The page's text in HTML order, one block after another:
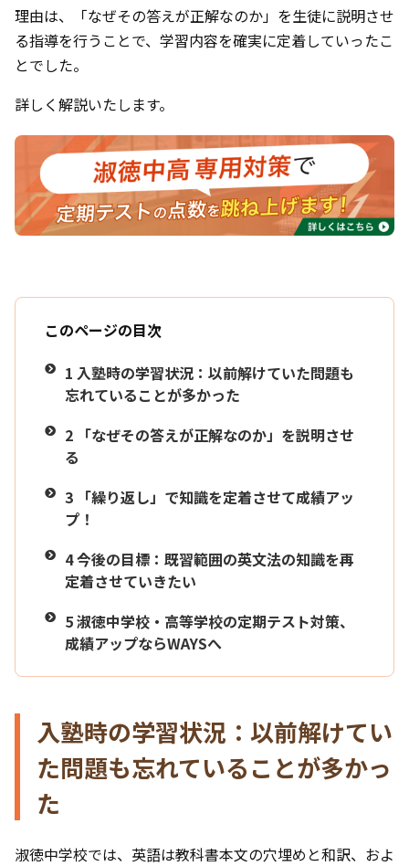
理由は、「なぜその答えが正解なのか」を生徒に説明させ
る指導を行うことで、学習内容を確実に定着していったこ
とでした。
詳しく解説いたします。
このページの目次
1 入塾時の学習状況：以前解けていた問題も
忘れていることが多かった
2 「なぜその答えが正解なのか」を説明させ
る
3 「繰り返し」で知識を定着させて成績アッ
プ！
4今後の目標：既習範囲の英文法の知識を再
定着させていきたい
5淑徳中学校・高等学校の定期テスト対策、
成績アップならWAYSへ
入塾時の学習状況：以前解けてい
た問題も忘れていることが多かっ
た
淑徳中学校では、英語は教科書本文の穴埋めと和訳、およ